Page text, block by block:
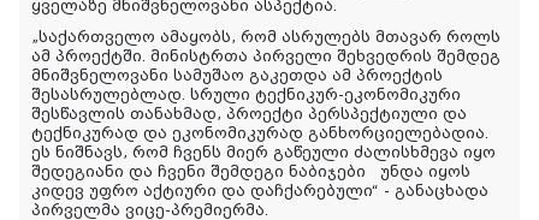
ყველაზე მნიშვნელოვანი ასპექტია.
„საქართველო ამაყობს, რომ ასრულებს მთავარ როლს
ამ პროექტში. მინისტრთა პირველი შეხვედრის შემდეგ
მნიშვნელოვანი სამუშაო გაკეთდა ამ პროექტის
შესასრულებლად. სრული ტექნიკურ-ეკონომიკური
შესწავლის თანახმად, პროექტი პერსპექტიული და
ტექნიკურად და ეკონომიკურად განხორციელებადია.
ეს ნიშნავს, რომ ჩვენს მიერ გაწეული ძალისხმევა იყო
შედეგიანი და ჩვენი შემდეგი ნაბიჯები უნდა იყოს
კიდევ უფრო აქტიური და დაჩქარებული“ - განაცხადა
პირველმა ვიცე-პრემიერმა.